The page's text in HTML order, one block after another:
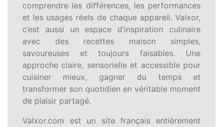
comprendre les différences, les performances
et les usages réels de chaque appareil. Valxor,
c’est aussi un espace d’inspiration culinaire
avec des recettes maison simples,
savoureuses et toujours faisables. Une
approche claire, sensorielle et accessible pour
cuisiner mieux, gagner du temps et
transformer son quotidien en véritable moment
de plaisir partagé.
Valxor.com est un site français entièrement